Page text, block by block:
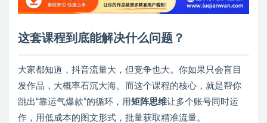
这套课程到底能解决什么问题？
大家都知道，抖音流量大，但竞争也大。你如果只会盲目
发作品，大概率石沉大海。而这个课程的核心，就是帮你
跳出“靠运气爆款”的循环，用矩阵思维让多个账号同时运
作，用低成本的图文形式，批量获取精准流量。